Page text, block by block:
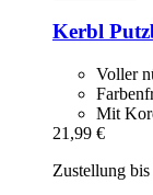
Kerbl
Voller
Mit
21,99 €
Zustellung